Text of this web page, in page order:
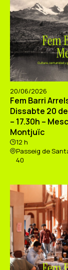
20/06/2026
Fem Barri
Dissabte 20 de
– 17.30h –
Montjuïc
12 h
Passeig de
40